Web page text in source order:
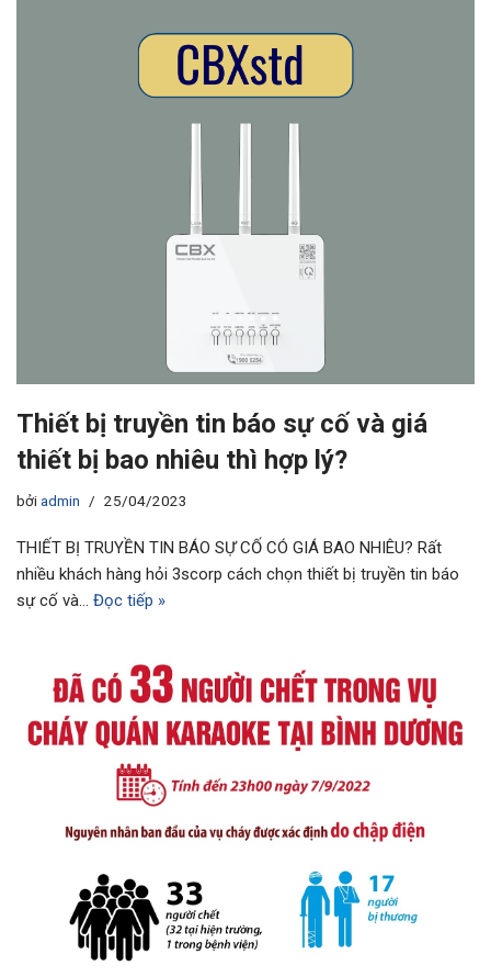
Thiết bị truyền tin báo sự cố và giá
thiết bị bao nhiêu thì hợp lý?
bởiadmin 25/04/2023
THIẾT BỊ TRUYỀN TIN BÁO SỰ CỐ CÓ GIÁ BAO NHIÊU? Rất
nhiều khách hàng hỏi 3scorp cách chọn thiết bị truyền tin báo
sự cố và… Đọc tiếp »